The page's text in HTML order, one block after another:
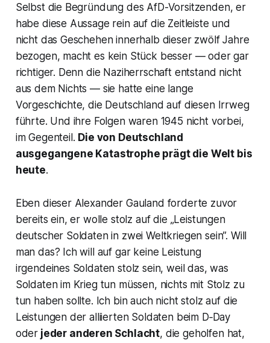
Selbst die Begründung des AfD-Vorsitzenden, er
habe diese Aussage rein auf die Zeitleiste und
nicht das Geschehen innerhalb dieser zwölf Jahre
bezogen, macht es kein Stück besser — oder gar
richtiger. Denn die Naziherrschaft entstand nicht
aus dem Nichts — sie hatte eine lange
Vorgeschichte, die Deutschland auf diesen Irrweg
führte. Und ihre Folgen waren 1945 nicht vorbei,
im Gegenteil. Die von Deutschland
ausgegangene Katastrophe prägt die Welt bis
heute.
Eben dieser Alexander Gauland forderte zuvor
bereits ein, er wolle stolz auf die „Leistungen
deutscher Soldaten in zwei Weltkriegen sein”. Will
man das? Ich will auf gar keine Leistung
irgendeines Soldaten stolz sein, weil das, was
Soldaten im Krieg tun müssen, nichts mit Stolz zu
tun haben sollte. Ich bin auch nicht stolz auf die
Leistungen der alliierten Soldaten beim D‑Day
oder jeder anderen Schlacht, die geholfen hat,